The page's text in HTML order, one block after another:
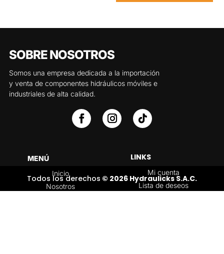
SOBRE NOSOTROS
Somos una empresa dedicada a la importación
y venta de componentes hidráulicos móviles e
industriales de alta calidad.
MENÚ
Inicio
Nosotros
LINKS
Mi cuenta
Lista de deseos
Todos los derechos © 2026 Hydraulicks S.A.C.